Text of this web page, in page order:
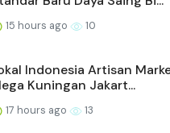
15 hours ago 10
Indonesia Artisan
Kuningan Jakart...
17 hours ago 13